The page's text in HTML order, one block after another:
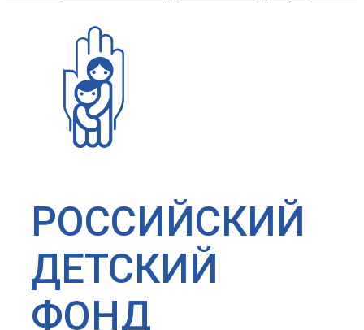
РОССИЙСКИЙ
ДЕТСКИЙ
ФОНД